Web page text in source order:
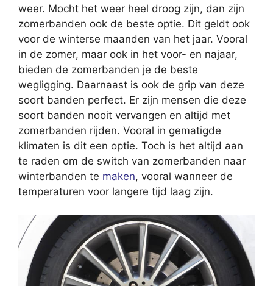
weer. Mocht het weer heel droog zijn, dan zijn
zomerbanden ook de beste optie. Dit geldt ook
voor de winterse maanden van het jaar. Vooral
in de zomer, maar ook in het voor- en najaar,
bieden de zomerbanden je de beste
wegligging. Daarnaast is ook de grip van deze
soort banden perfect. Er zijn mensen die deze
soort banden nooit vervangen en altijd met
zomerbanden rijden. Vooral in gematigde
klimaten is dit een optie. Toch is het altijd aan
te raden om de switch van zomerbanden naar
winterbanden te maken, vooral wanneer de
temperaturen voor langere tijd laag zijn.